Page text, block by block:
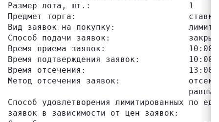
Размер лота, шт.:                    1
Предмет торга:                       ставка
Вид заявок на покупку:
Способ подачи заявок:
Время приема заявок:
Время подтверждения заявок:
Время отсечения:                     13:00
Метод отсечения заявок:
равны
Способ удовлетворения лимитированных по
заявок в зависимости от цен заявок: